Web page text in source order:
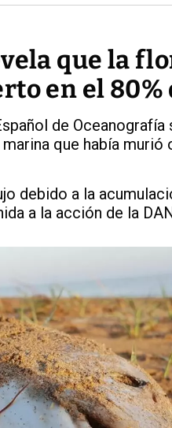
que la
en el 80%
de
que había
debido a la
a la acción de la